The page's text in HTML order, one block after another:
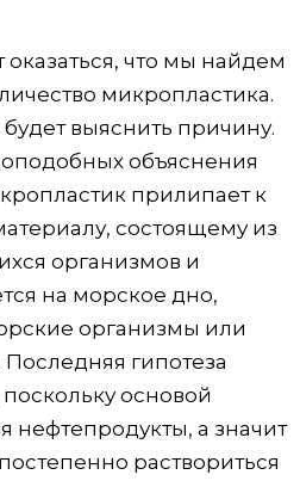
что мы найдем
микропластика.
выяснить причину.
объяснения
прилипает к
состоящему из
организмов и
на морское дно,
организмы или
Последняя гипотеза
основой
нефтепродукты, а значит
раствориться